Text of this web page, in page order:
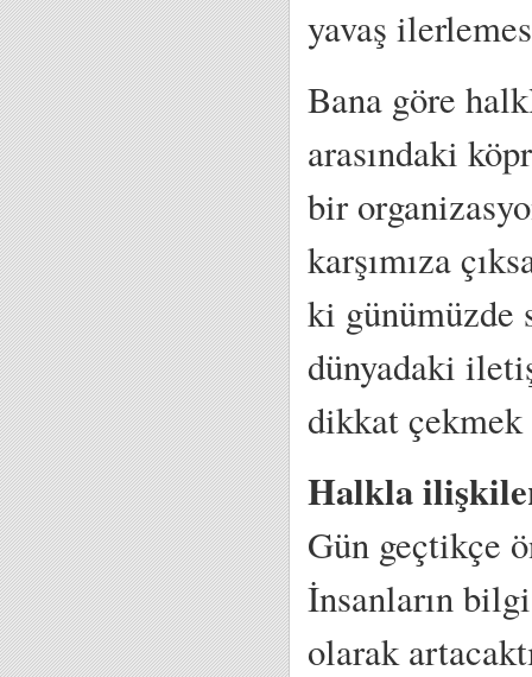
yavaş
Bana göre
arasındaki
bir
karşımıza
ki günümüzde
dünyadaki
dikkat
Halkla
Gün geçtikçe
İnsanların
olarak